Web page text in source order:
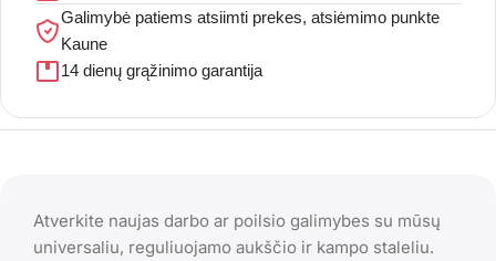
Galimybė patiems atsiimti prekes, atsiėmimo punkte
Kaune
14 dienų grąžinimo garantija
Atverkite naujas darbo ar poilsio galimybes su mūsų
universaliu, reguliuojamo aukščio ir kampo staleliu.